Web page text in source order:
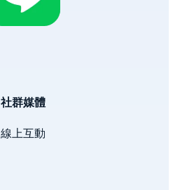
社群媒體
線上互動